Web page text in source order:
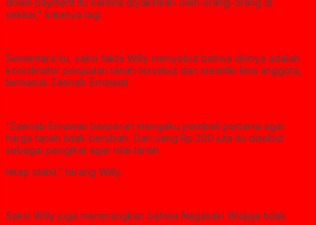
down payment itu karena diyakinkan oleh orang-orang di
sekitar,” katanya lagi.
Sementara itu, saksi fakta Willy menyebut bahwa dirinya adalah
koordinator penjualan tanah tersebut dan memiliki lima anggota,
termasuk Zaenab Ernawati.
“Zaenab Ernawati berperan mengaku pembeli pertama agar
harga tanah tidak berubah. Dan uang Rp.200 juta itu disebut
sebagai pengikat agar nilai tanah
tetap stabil,” terang Willy.
Saksi Willy juga menerangkan bahwa Nagasaki Widjaja tidak